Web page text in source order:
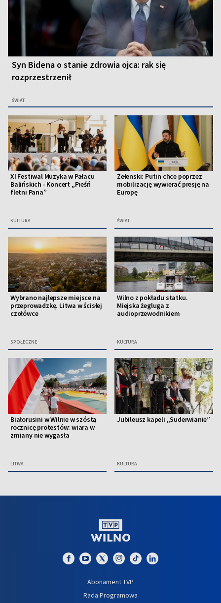
Syn Bidena o stanie zdrowia ojca: rak się
rozprzestrzenił
ŚWIAT
XI Festiwal Muzyka w Pałacu
Balińskich - Koncert „Pieśń
fletni Pana”
KULTURA
Zełenski: Putin chce poprzez
mobilizację wywierać presję na
Europę
ŚWIAT
Wybrano najlepsze miejsce na
przeprowadzkę. Litwa w ścisłej
czołówce
SPOŁECZNE
Wilno z pokładu statku.
Miejska żegluga z
audioprzewodnikiem
KULTURA
Białorusini w Wilnie w szóstą
rocznicę protestów: wiara w
zmiany nie wygasła
LITWA
Jubileusz kapeli „Suderwianie”
KULTURA
Abonament TVP
Rada Programowa